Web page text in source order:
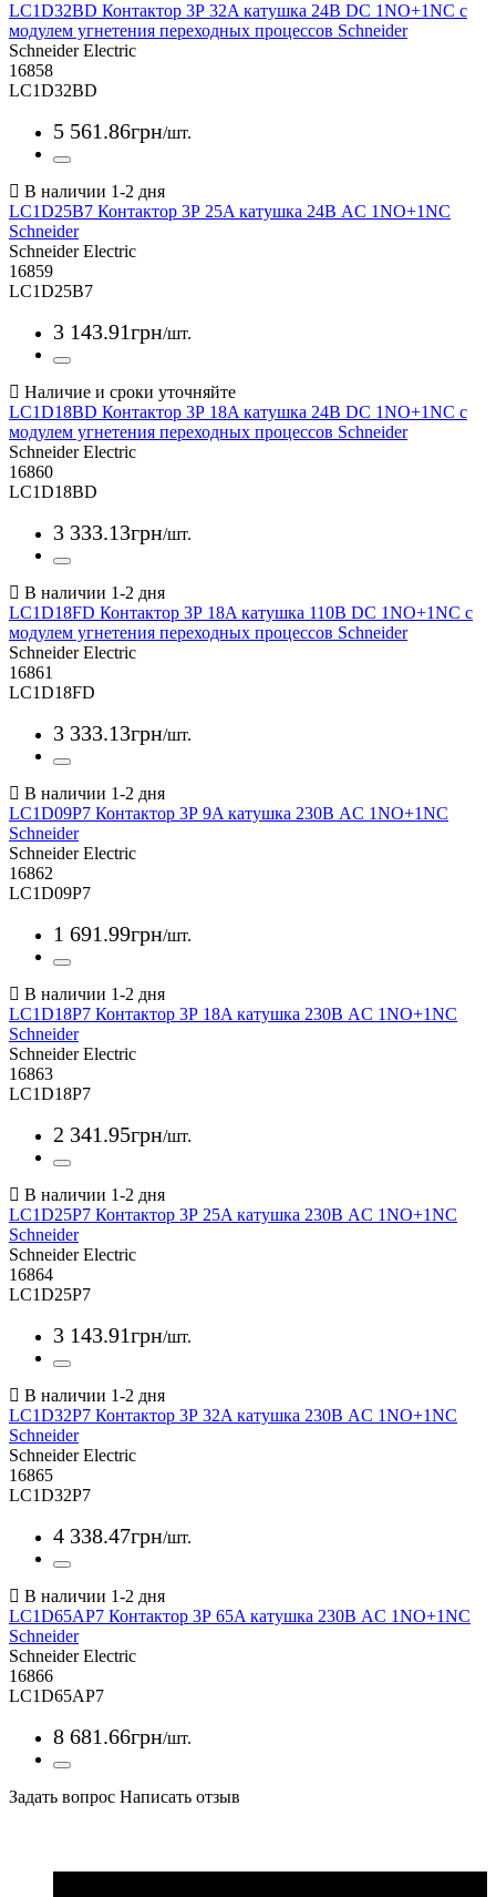
LC1D32BD Контактор 3Р 32A катушка 24В DC 1NO+1NC с
модулем угнетения переходных процессов Schneider
Schneider Electric
16858
LC1D32BD
5 561.86грн/шт.
LC1D25B7 Контактор 3Р 25A катушка 24В AC 1NO+1NC
Schneider
Schneider Electric
16859
LC1D25B7
3 143.91грн/шт.
LC1D18BD Контактор 3Р 18A катушка 24В DC 1NO+1NC с
модулем угнетения переходных процессов Schneider
Schneider Electric
16860
LC1D18BD
3 333.13грн/шт.
LC1D18FD Контактор 3Р 18A катушка 110В DC 1NO+1NC с
модулем угнетения переходных процессов Schneider
Schneider Electric
16861
LC1D18FD
3 333.13грн/шт.
LC1D09P7 Контактор 3Р 9A катушка 230В AC 1NO+1NC
Schneider
Schneider Electric
16862
LC1D09P7
1 691.99грн/шт.
LC1D18P7 Контактор 3Р 18A катушка 230В AC 1NO+1NC
Schneider
Schneider Electric
16863
LC1D18P7
2 341.95грн/шт.
LC1D25P7 Контактор 3Р 25A катушка 230В AC 1NO+1NC
Schneider
Schneider Electric
16864
LC1D25P7
3 143.91грн/шт.
LC1D32P7 Контактор 3Р 32A катушка 230В AC 1NO+1NC
Schneider
Schneider Electric
16865
LC1D32P7
4 338.47грн/шт.
LC1D65AP7 Контактор 3Р 65A катушка 230В AC 1NO+1NC
Schneider
Schneider Electric
16866
LC1D65AP7
8 681.66грн/шт.
Задать вопрос Написать отзыв